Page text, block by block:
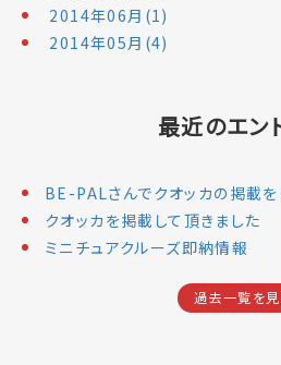
2014年06月(1)
2014年05月(4)
最近のエン
BE-PALさんでクオッカの掲載を
クオッカを掲載して頂きました
ミニチュアクルーズ即納情報
過去一覧を見